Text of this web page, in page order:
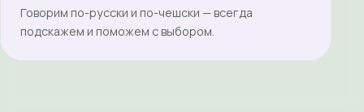
Говорим по-русски и по-чешски — всегда
подскажем и поможем с выбором.